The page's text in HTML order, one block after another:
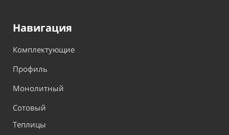
Навигация
Комплектующие
Профиль
Монолитный
Сотовый
Теплицы